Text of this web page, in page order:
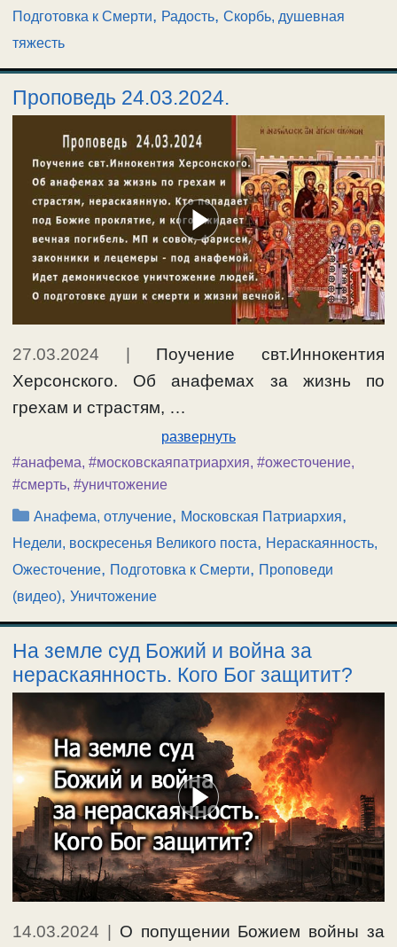
Подготовка к Смерти, Радость, Скорбь, душевная
тяжесть
Проповедь 24.03.2024.
27.03.2024 | Поучение свт.Иннокентия
Херсонского. Об анафемах за жизнь по
грехам и страстям, …
развернуть
#анафема, #московскаяпатриархия, #ожесточение,
#смерть, #уничтожение
Рубрики
Анафема, отлучение, Московская Патриархия,
Недели, воскресенья Великого поста, Нераскаянность,
Ожесточение, Подготовка к Смерти, Проповеди
(видео), Уничтожение
На земле суд Божий и война за
нераскаянность. Кого Бог защитит?
14.03.2024 | О попущении Божием войны за